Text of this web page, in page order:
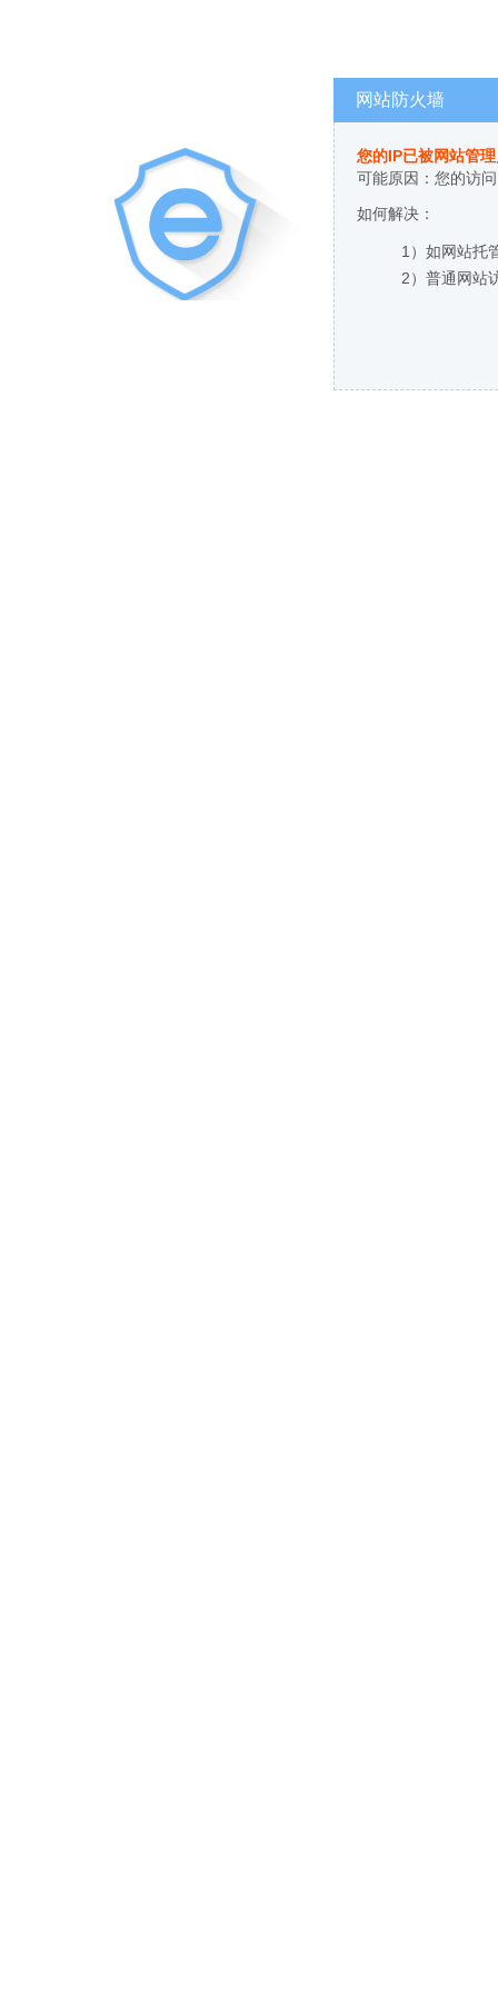
网站防火墙
您的IP已被网站管
可能原因：您的访
如何解决：
1）如网站托
2）普通网站